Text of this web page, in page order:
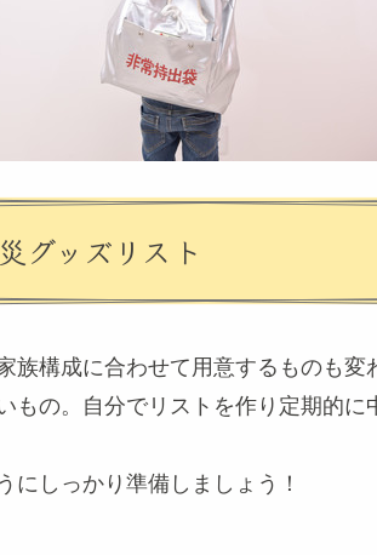
グッズリスト
族構成に合わせて用意するものも
もの。自分でリストを作り定期的に
にしっかり準備しましょう！